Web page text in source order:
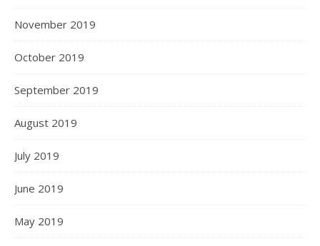
November 2019
October 2019
September 2019
August 2019
July 2019
June 2019
May 2019